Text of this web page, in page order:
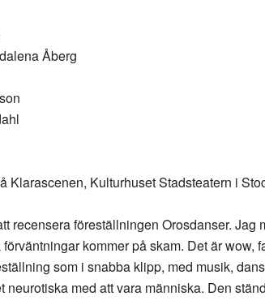
Åberg
Klarascenen, Kulturhuset Stadsteatern i
recensera föreställningen Orosdanser. Jag
kommer på skam. Det är wow,
som i snabba klipp, med musik,
neurotiska med att vara människa. Den